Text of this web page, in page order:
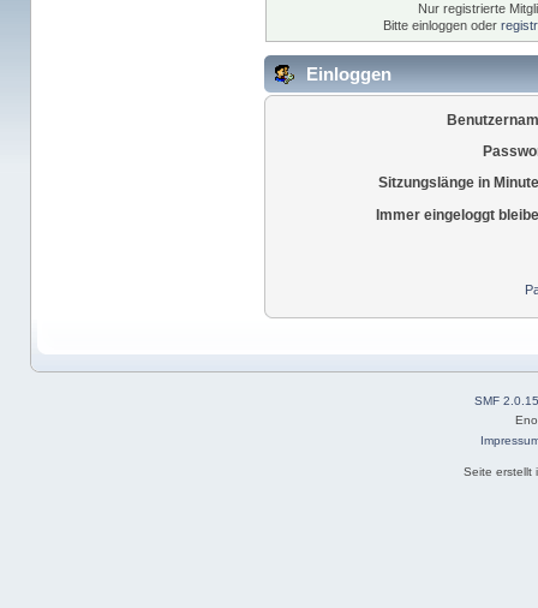
Nur registrierte
Bitte einloggen oder
Einloggen
Sitzungslänge in
Immer eingeloggt
SMF 2.0.15
Seite erstellt